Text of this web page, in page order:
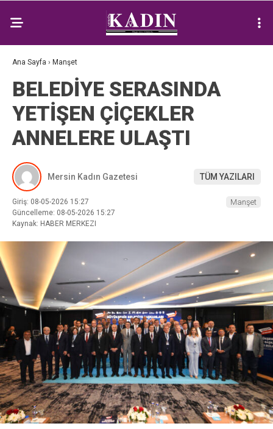
Ana Sayfa › Manşet
BELEDİYE SERASINDA
YETİŞEN ÇİÇEKLER
ANNELERE ULAŞTI
Mersin Kadın Gazetesi TÜM YAZILARI
Giriş: 08-05-2026 15:27
Güncelleme: 08-05-2026 15:27
Kaynak: HABER MERKEZI
Manşet